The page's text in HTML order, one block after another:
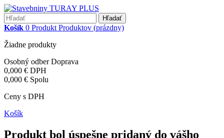
Hľadať
Košík 0 Produkt Produktov (prázdny)
Žiadne produkty
Osobný odberDoprava
0,000 € DPH
0,000 € Spolu
Ceny s DPH
Košík
Produkt bol úspešne pridaný do vášho